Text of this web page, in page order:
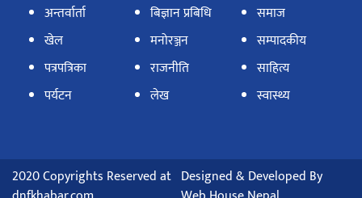
अन्तर्वार्ता
खेल
पत्रपत्रिका
पर्यटन
बिज्ञान प्रबिधि
मनोरञ्जन
राजनीति
लेख
समाज
सम्पादकीय
साहित्य
स्वास्थ्य
2020 Copyrights Reserved at Designed & Developed By